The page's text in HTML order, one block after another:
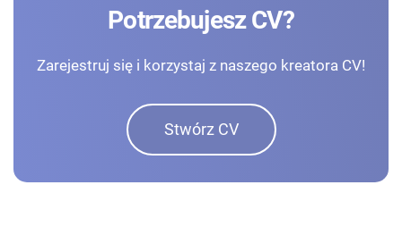
Potrzebujesz CV?
Zarejestruj się i korzystaj z naszego kreatora CV!
Stwórz CV